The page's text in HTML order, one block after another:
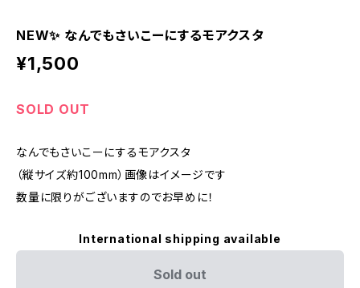
NEW✨ なんでもさいこーにするモアクスタ
¥1,500
SOLD OUT
なんでもさいこーにするモアクスタ
（縦サイズ約100mm）画像はイメージです
数量に限りがございますのでお早めに！
International shipping available
Sold out